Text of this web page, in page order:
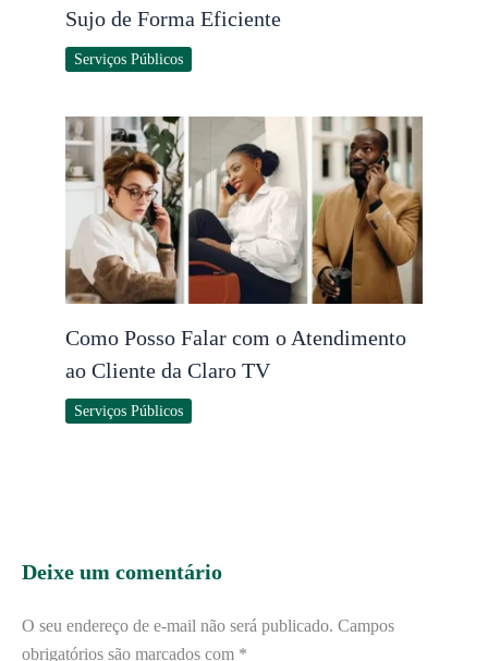
Sujo de Forma Eficiente
Serviços Públicos
Como Posso Falar com o Atendimento
ao Cliente da Claro TV
Serviços Públicos
Deixe um comentário
O seu endereço de e-mail não será publicado. Campos
obrigatórios são marcados com *